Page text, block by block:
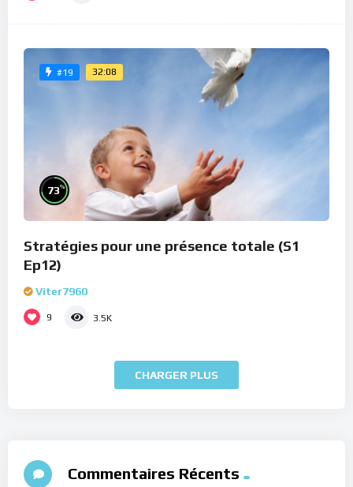
#19 32:08
73%
Stratégies pour une présence totale (S1
Ep12)
Viter7960
9 3.5K
CHARGER PLUS
Commentaires Récents